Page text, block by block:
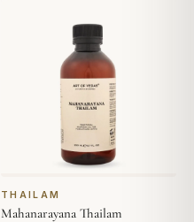
THAILAM
Mahanarayana Thailam